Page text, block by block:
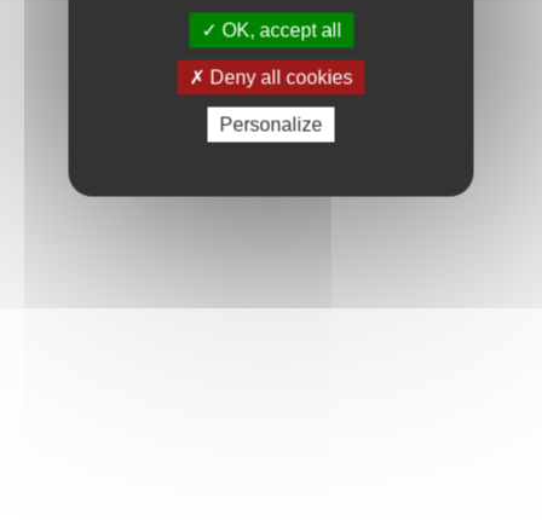
OK, accept all
Deny all cookies
Personalize